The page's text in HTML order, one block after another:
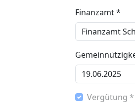
Finanzamt *
Vergütung *